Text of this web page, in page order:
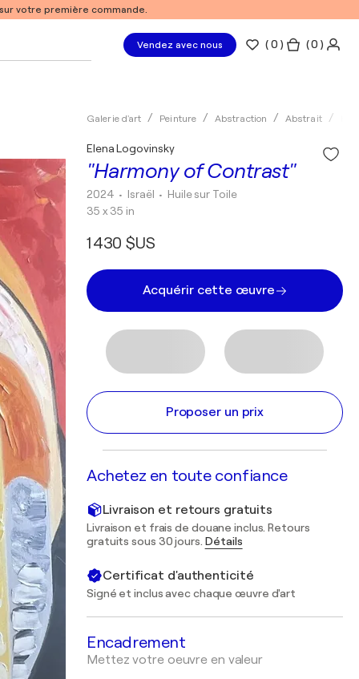
votre première commande.
Vendez avec nous (0 ) ( 0 )
Galerie d'art Peinture Abstraction Abstrait
"Harmony of Contrast"
Elena Logovinsky
2024 • Israël • Huile sur Toile
35 x 35 in
1 430 $US
Acquérir cette œuvre
Proposer un prix
Achetez en toute confiance
Livraison et retours gratuits
Livraison et frais de douane inclus. Retours
gratuits sous 30 jours. Détails
Certificat d'authenticité
Signé et inclus avec chaque œuvre d'art
Encadrement
Mettez votre oeuvre en valeur